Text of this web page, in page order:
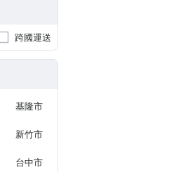
跨國運送
基隆市
新竹市
台中市